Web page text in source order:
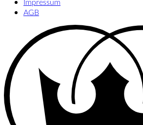
AGB